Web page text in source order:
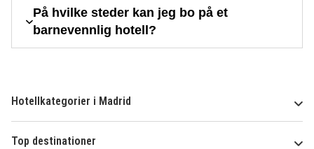
På hvilke steder kan jeg bo på et
barnevennlig hotell?
Hotellkategorier i Madrid
Top destinationer